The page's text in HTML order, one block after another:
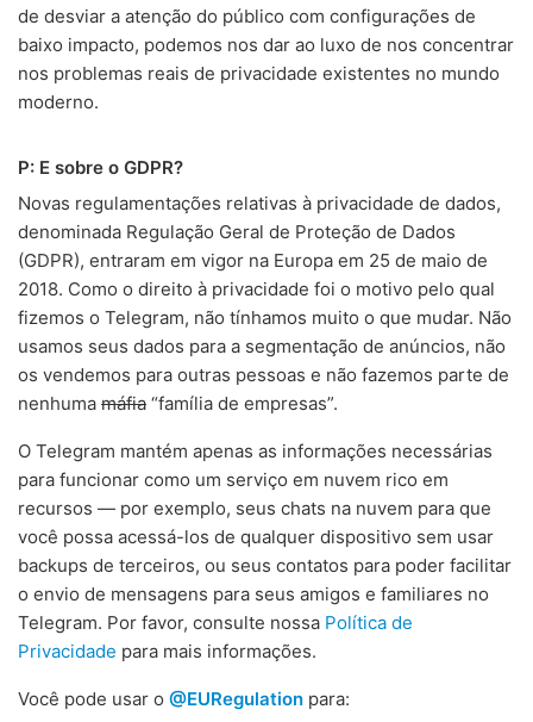
de desviar a atenção do público com configurações de
baixo impacto, podemos nos dar ao luxo de nos concentrar
nos problemas reais de privacidade existentes no mundo
moderno.
P: E sobre o GDPR?
Novas regulamentações relativas à privacidade de dados,
denominada Regulação Geral de Proteção de Dados
(GDPR), entraram em vigor na Europa em 25 de maio de
2018. Como o direito à privacidade foi o motivo pelo qual
fizemos o Telegram, não tínhamos muito o que mudar. Não
usamos seus dados para a segmentação de anúncios, não
os vendemos para outras pessoas e não fazemos parte de
nenhuma máfia “família de empresas”.
O Telegram mantém apenas as informações necessárias
para funcionar como um serviço em nuvem rico em
recursos — por exemplo, seus chats na nuvem para que
você possa acessá-los de qualquer dispositivo sem usar
backups de terceiros, ou seus contatos para poder facilitar
o envio de mensagens para seus amigos e familiares no
Telegram. Por favor, consulte nossa Política de
Privacidade para mais informações.
Você pode usar o @EURegulation para: